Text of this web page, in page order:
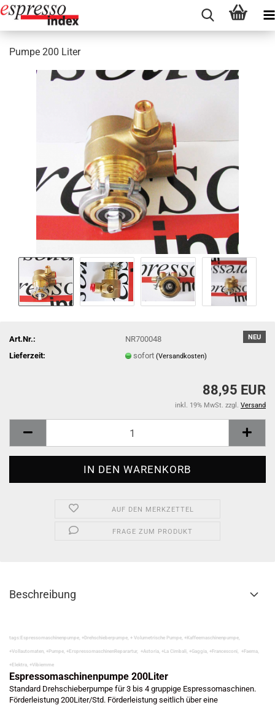
Pumpe 200 Liter
NEU
Art.Nr.:
NR700048
Lieferzeit:
sofort(Versandkosten)
88,95 EUR
inkl. 19% MwSt. zzgl. Versand
AUF DEN MERKZETTEL
FRAGE ZUM PRODUKT
Beschreibung
tags:Espressomaschinenpumpe, +Drehschieberpumpe, + Volumetrische Pumpe, +Kaffeemaschinenpumpe,
+Vollautomaten, +Pumpe, +ErspressomaschinenReparartur, +Astoria, +La Cimbali, +Gaggia, +Francesconi, +Faema,
+Elektra, +Vibiemme
Espressomaschinenpumpe 200Liter
Standard Drehschieberpumpe für 3 bis 4 gruppige Espressomaschinen.
Förderleistung 200Liter/Std. Förderleistung seitlich über eine